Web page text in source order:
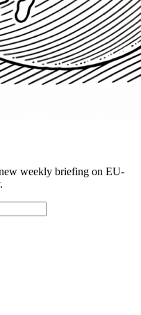
weekly briefing on EU-